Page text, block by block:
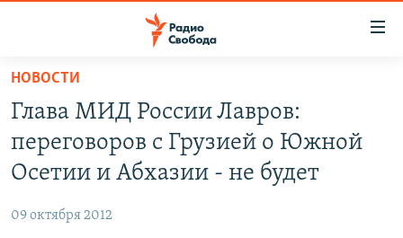
упрощенного
доступа
основному
Вернутся
АВТОРСКИЕ ПРОЕКТЫ
МНЕНИЯ
НОВОСТИ
Глава МИД России Лавров:
переговоров с Грузией о Южной
Осетии и Абхазии - не будет
09 октября 2012